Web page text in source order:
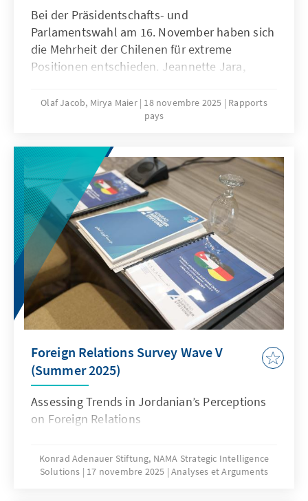
Bei der Präsidentschafts- und
Parlamentswahl am 16. November haben sich
die Mehrheit der Chilenen für extreme
Positionen entschieden. Jeannette Jara,
Chile und seit ihrem 14. Lebensjahr aktives
Mitglied der kommunistischen Partei, wird bei
ultrakonservativen rechts-außen Kandidaten
der Partei Partido Republicano, José Antonio
Kast, antreten. Eindeutiger Verlierer der Wahl
ist das gemäßigte mitte-rechts Bündnis Chile
Grande y Unido der Kandidatin Evelyn
Matthei.
Olaf Jacob, Mirya Maier 18 novembre 2025
Rapports
pays
Foreign Relations Survey Wave V
(Summer 2025)
Assessing Trends in Jordanian’s Perceptions
on Foreign Relations
Konrad Adenauer Stiftung, NAMA Strategic Intelligence
Solutions
17 novembre 2025 Analyses et Arguments